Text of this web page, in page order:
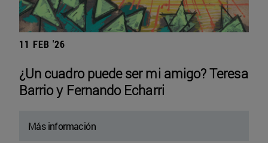
11 FEB '26
¿Un cuadro puede ser mi amigo? Teresa
Barrio y Fernando Echarri
Más información